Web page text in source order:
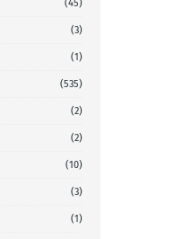
(45)
(3)
(1)
(535)
(2)
(2)
(10)
(3)
(1)